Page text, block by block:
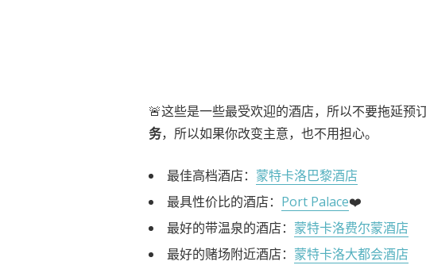
🚨这些是一些最受欢迎的酒店，所以不要拖延预
务，所以如果你改变主意，也不用担心。
最佳高档酒店： 蒙特卡洛巴黎酒店
最具性价比的酒店： Port Palace❤️
最好的带温泉的酒店： 蒙特卡洛费尔蒙酒店
最好的赌场附近酒店： 蒙特卡洛大都会酒店